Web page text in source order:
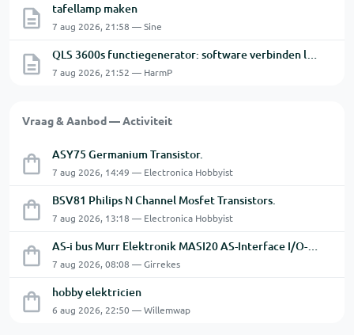
tafellamp maken
7 aug 2026, 21:58 — Sine
QLS 3600s functiegenerator: software verbinden lukt niet.
7 aug 2026, 21:52 — HarmP
Vraag & Aanbod — Activiteit
ASY75 Germanium Transistor.
7 aug 2026, 14:49 — Electronica Hobbyist
BSV81 Philips N Channel Mosfet Transistors.
7 aug 2026, 13:18 — Electronica Hobbyist
AS-i bus Murr Elektronik MASI20 AS-Interface I/O-module 56440
7 aug 2026, 08:08 — Girrekes
hobby elektricien
6 aug 2026, 22:50 — Willemwap